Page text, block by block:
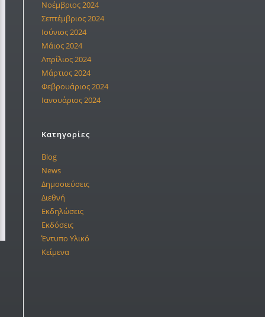
Νοέμβριος 2024
Σεπτέμβριος 2024
Ιούνιος 2024
Μάιος 2024
Απρίλιος 2024
Μάρτιος 2024
Φεβρουάριος 2024
Ιανουάριος 2024
Kατηγορίες
Blog
News
Δημοσιεύσεις
Διεθνή
Εκδηλώσεις
Εκδόσεις
Έντυπο Υλικό
Κείμενα